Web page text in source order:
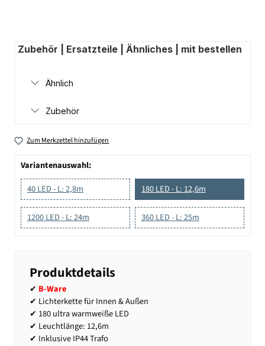
Zubehör | Ersatzteile | Ähnliches | mit bestellen
Ähnlich
Zubehör
Zum Merkzettel hinzufügen
Variantenauswahl:
40 LED - L: 2,8m
180 LED - L: 12,6m
1200 LED - L: 24m 360 LED - L: 25m
Produktdetails
✔ B-Ware
✔ Lichterkette für Innen & Außen
✔ 180 ultra warmweiße LED
✔ Leuchtlänge: 12,6m
✔ Inklusive IP44 Trafo